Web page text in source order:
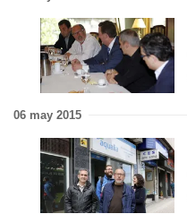
06 may 2015